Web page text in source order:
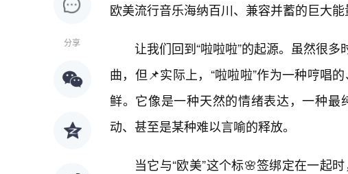
分享
欧美流行音乐海纳百川、兼容并蓄的巨大能
让我们回到“啦啦啦”的起源。虽然很
曲，但📌实际上，“啦啦啦”作为一种哼唱
鲜。它像是一种天然的情绪表达，一种
动、甚至是某种难以言喻的释放。
当它与“欧美”这个标🌸签绑定在一起